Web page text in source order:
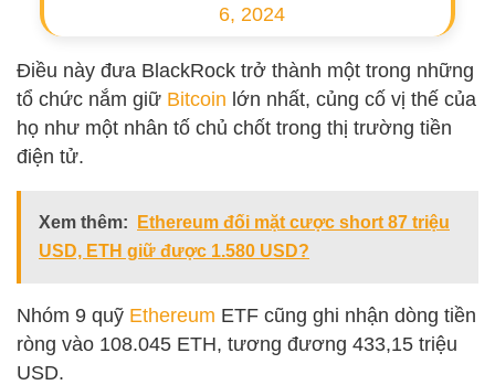
6, 2024
Điều này đưa BlackRock trở thành một trong những
tổ chức nắm giữ Bitcoin lớn nhất, củng cố vị thế của
họ như một nhân tố chủ chốt trong thị trường tiền
điện tử.
Xem thêm:
Ethereum đối mặt cược short 87 triệu
USD, ETH giữ được 1.580 USD?
Nhóm 9 quỹ Ethereum ETF cũng ghi nhận dòng tiền
ròng vào 108.045 ETH, tương đương 433,15 triệu
USD.